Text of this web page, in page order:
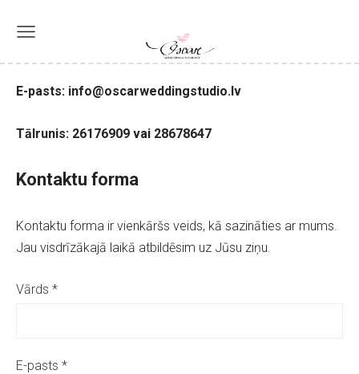
E-pasts: info@oscarweddingstudio.lv
Tālrunis: 26176909 vai 28678647
Kontaktu forma
Kontaktu forma ir vienkāršs veids, kā sazināties ar mums.
Jau visdrīzākajā laikā atbildēsim uz Jūsu ziņu.
Vārds *
E-pasts *